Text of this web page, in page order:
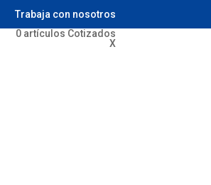
Trabaja con nosotros
0artículos Cotizados
X